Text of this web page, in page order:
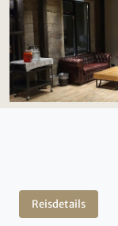
Reisdetails